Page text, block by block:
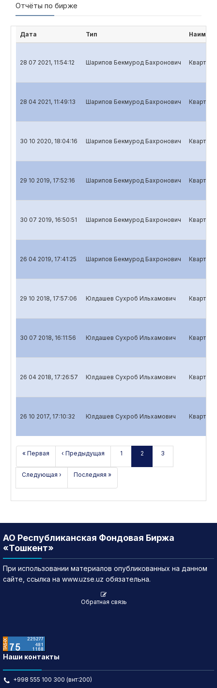
Отчёты по бирже
Дата Тип
28 07 2021, 11:54:12 Шарипов Бекмурод Бахронович
28 04 2021, 11:49:13 Шарипов Бекмурод Бахронович
30 10 2020, 18:04:16 Шарипов Бекмурод Бахронович
29 10 2019, 17:52:16 Шарипов Бекмурод Бахронович
30 07 2019, 16:50:51 Шарипов Бекмурод Бахронович
26 04 2019, 17:41:25 Шарипов Бекмурод Бахронович
29 10 2018, 17:57:06 Юлдашев Сухроб Ильхамович
30 07 2018, 16:11:56 Юлдашев Сухроб Ильхамович
26 04 2018, 17:26:57 Юлдашев Сухроб Ильхамович
26 10 2017, 17:10:32 Юлдашев Сухроб Ильхамович
« Первая ‹ Предыдущая 1 2 3
Следующая › Последняя »
АО Республиканская Фондовая Биржа
«Тошкент»
При использовании материалов опубликованных на данном
сайте, ссылка на www.uzse.uz обязательна.
Обратная связь
Наши контакты
+998 555 100 300 (внт:200)